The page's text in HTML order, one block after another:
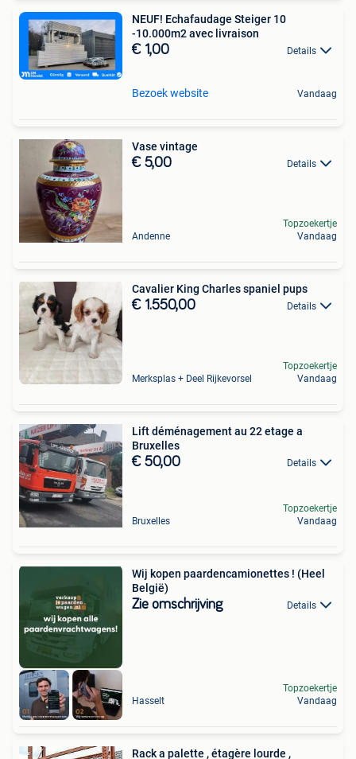
NEUF! Echafaudage Steiger 10
-10.000m2 avec livraison
€ 1,00 Details
Bezoek website Vandaag
Vase vintage
€ 5,00 Details
Andenne
Topzoekertje
Vandaag
Cavalier King Charles spaniel pups
€ 1.550,00 Details
Merksplas + Deel Rijkevorsel
Topzoekertje
Vandaag
Lift déménagement au 22 etage a
Bruxelles
€ 50,00 Details
Bruxelles
Topzoekertje
Vandaag
Wij kopen paardencamionettes ! (Heel
België)
Zie omschrijving Details
Hasselt
Topzoekertje
Vandaag
Rack a palette , étagère lourde ,